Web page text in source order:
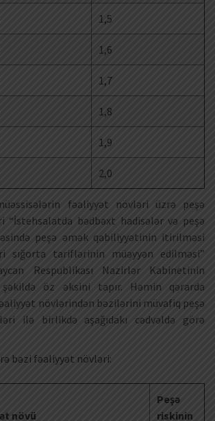
1,5
1,6
1,7
1,8
1,9
2,0
fəaliyyət növləri üzrə peşə
“İstehsalatda bədbəxt hadisələr və peşə
peşə əmək qabiliyyətinin itirilməsi
sığorta tariflərinin müəyyən edilməsi”
Respublikası Nazirlər Kabinetinin
şəkildə öz əksini tapır. Həmin qərarda
növlərindən bəzilərini müvafiq peşə
ilə birlikdə aşağıdakı cədvəldə görə
bəzi fəaliyyət növləri:
növü
Peşə
riskinin